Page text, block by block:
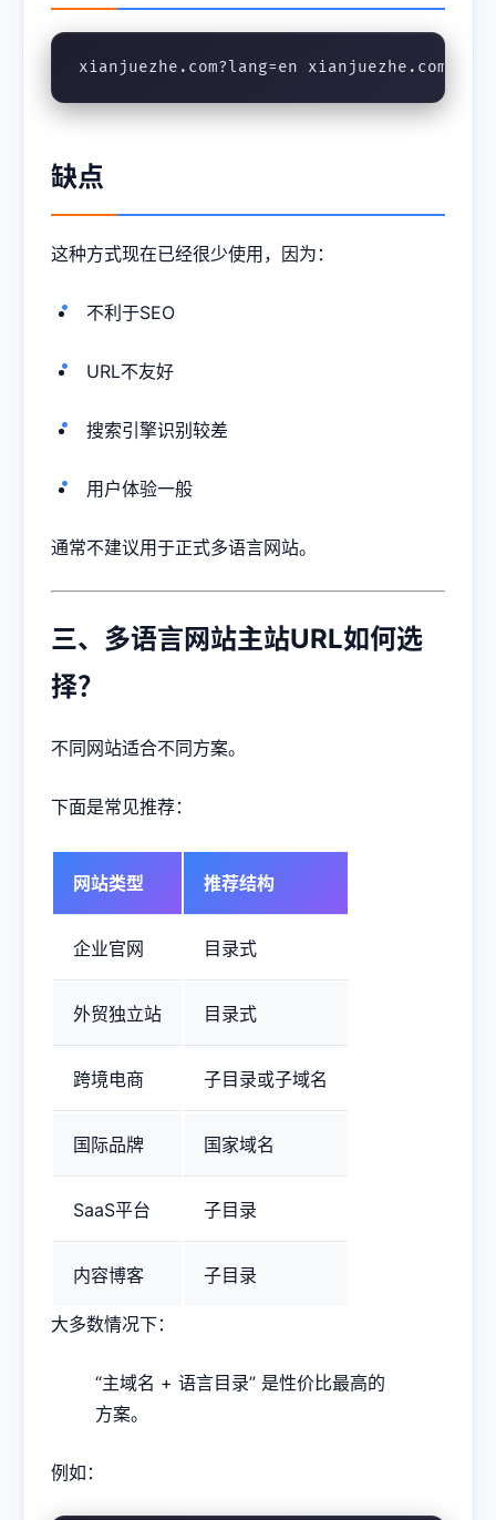
xianjuezhe.com?lang=en
缺点
这种方式现在已经很少使用，因为：
不利于SEO
URL不友好
搜索引擎识别较差
用户体验一般
通常不建议用于正式多语言网站。
三、多语言网站主站URL如何选
择？
不同网站适合不同方案。
下面是常见推荐：
网站类型 推荐结构
企业官网 目录式
外贸独立站 目录式
跨境电商 子目录或子域名
国际品牌 国家域名
SaaS平台 子目录
内容博客 子目录
大多数情况下：
“主域名 + 语言目录” 是性价比最高的
方案。
例如：